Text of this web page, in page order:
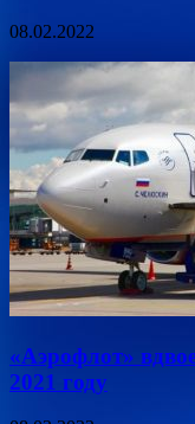
08.02.2022
«Аэрофлот»
2021 году